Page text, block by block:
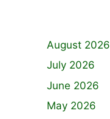
August 2026
July 2026
June 2026
May 2026